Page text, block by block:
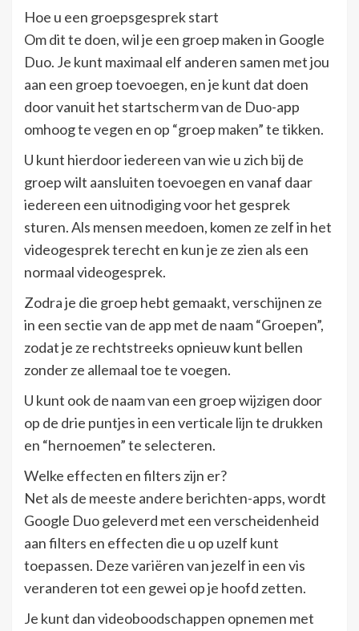
Hoe u een groepsgesprek start
Om dit te doen, wil je een groep maken in Google
Duo. Je kunt maximaal elf anderen samen met jou
aan een groep toevoegen, en je kunt dat doen
door vanuit het startscherm van de Duo-app
omhoog te vegen en op “groep maken” te tikken.
U kunt hierdoor iedereen van wie u zich bij de
groep wilt aansluiten toevoegen en vanaf daar
iedereen een uitnodiging voor het gesprek
sturen. Als mensen meedoen, komen ze zelf in het
videogesprek terecht en kun je ze zien als een
normaal videogesprek.
Zodra je die groep hebt gemaakt, verschijnen ze
in een sectie van de app met de naam “Groepen”,
zodat je ze rechtstreeks opnieuw kunt bellen
zonder ze allemaal toe te voegen.
U kunt ook de naam van een groep wijzigen door
op de drie puntjes in een verticale lijn te drukken
en “hernoemen” te selecteren.
Welke effecten en filters zijn er?
Net als de meeste andere berichten-apps, wordt
Google Duo geleverd met een verscheidenheid
aan filters en effecten die u op uzelf kunt
toepassen. Deze variëren van jezelf in een vis
veranderen tot een gewei op je hoofd zetten.
Je kunt dan videoboodschappen opnemen met